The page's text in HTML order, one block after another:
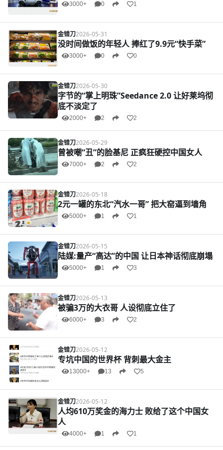
3000+ 0 1
金错刀2026-05-31
没时间做饭的年轻人 捧红了9.9元“快手菜”
3000+ 0 0
金错刀2026-05-30
字节的“掌上明珠”Seedance 2.0 让好莱坞彻
底不淡定了
2000+ 2 2
金错刀2026-05-29
曾被嘲“丑”的脸基尼 正疯狂硬控中国女人
7000+ 2 2
金错刀2026-05-18
2元一罐的东北“汽水一哥” 把大窑逼到墙角
5000+ 1 1
金错刀2026-05-15
陆媒:量产“高达”的中国 让日本神话彻底崩塌
5000+ 1 3
金错刀2026-05-13
被骗3万的大衣哥 人设彻底立住了
6000+ 3 2
金错刀2026-05-12
专坑中国的世界杯 背刺最大金主
13000+ 13 5
金错刀2026-05-12
人均610万奖金的海力士 败给了这个中国女
人
4000+ 1 1